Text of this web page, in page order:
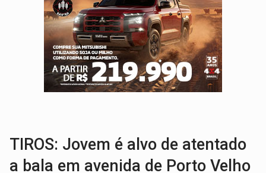
IMUNIZAÇÃO:Prefeitura inicia campanha de multivacinação para crianças
QUIRINUS:Draco faz operação para prender faccionados que atacaram
TRAFICANTE PRESO:Operação Brasil Contra o Crime apreende quase meia
SUPER EL NIÑO:Trabalho inédito vai garantir água potável para
TIROS: Jovem é alvo de atentado
a bala em avenida de Porto Velho